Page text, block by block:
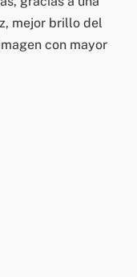
mejor brillo del
con mayor